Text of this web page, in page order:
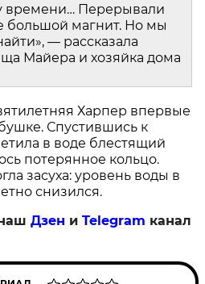
времени… Перерывали
большой магнит. Но мы
— рассказала
Майера и хозяйка дома
Харпер впервые
Спустившись к
в воде блестящий
потерянное кольцо.
засуха: уровень воды в
снизился.
нашДзен иTelegram канал